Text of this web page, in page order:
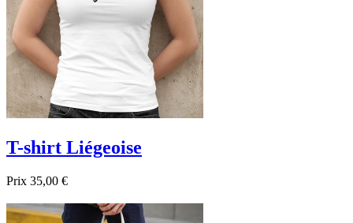
T-shirt Liégeoise
Prix 35,00 €